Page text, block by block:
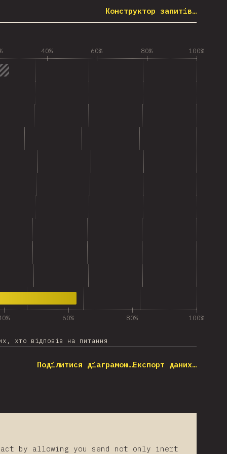
Конструктор запитів…
40% 60% 80% 100%
60% 80% 100%
хто відповів на питання
Поділитися діаграмою…Експорт даних…
by allowing you send not only inert